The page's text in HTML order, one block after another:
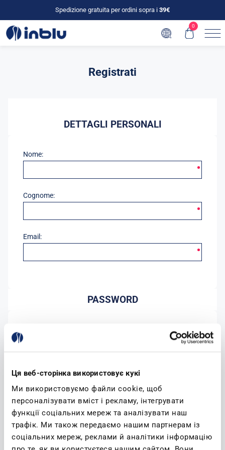
Ця веб-сторінка використовує кукі
Ми використовуємо файли cookie, щоб
персоналізувати вміст і рекламу, інтегрувати
функції соціальних мереж та аналізувати наш
трафік. Ми також передаємо нашим партнерам із
соціальних мереж, реклами й аналітики інформацію
Spedizione gratuita per ordini sopra i 39€
0
Registrati
DETTAGLI PERSONALI
Nome:
Cognome:
Email:
PASSWORD
Conferma password:
Accetto l'informativa sulla privacy